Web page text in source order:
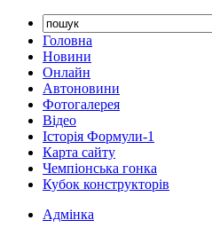
Головна
Новини
Онлайн
Автоновини
Фотогалерея
Відео
Історія Формули-1
Карта сайту
Чемпіонська гонка
Кубок конструкторів
Адмінка